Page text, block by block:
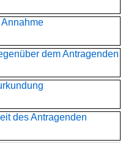
dem Antragenden
des Antragenden